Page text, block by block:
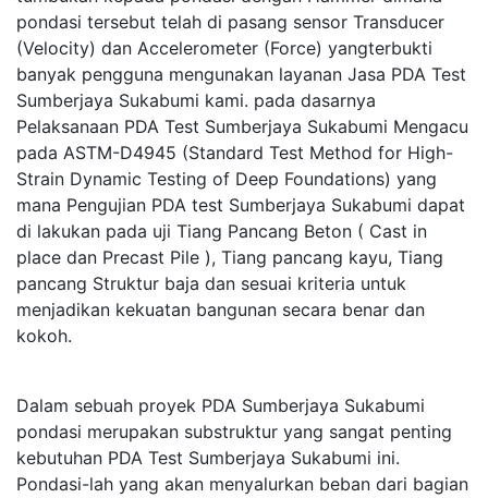
pondasi tersebut telah di pasang sensor Transducer
(Velocity) dan Accelerometer (Force) yangterbukti
banyak pengguna mengunakan layanan Jasa PDA Test
Sumberjaya Sukabumi kami. pada dasarnya
Pelaksanaan PDA Test Sumberjaya Sukabumi Mengacu
pada ASTM-D4945 (Standard Test Method for High-
Strain Dynamic Testing of Deep Foundations) yang
mana Pengujian PDA test Sumberjaya Sukabumi dapat
di lakukan pada uji Tiang Pancang Beton ( Cast in
place dan Precast Pile ), Tiang pancang kayu, Tiang
pancang Struktur baja dan sesuai kriteria untuk
menjadikan kekuatan bangunan secara benar dan
kokoh.
Dalam sebuah proyek PDA Sumberjaya Sukabumi
pondasi merupakan substruktur yang sangat penting
kebutuhan PDA Test Sumberjaya Sukabumi ini.
Pondasi-lah yang akan menyalurkan beban dari bagian